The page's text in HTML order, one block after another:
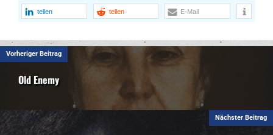
teilen teilen E-Mail
Vorheriger Beitrag
Old Enemy
Nächster Beitrag